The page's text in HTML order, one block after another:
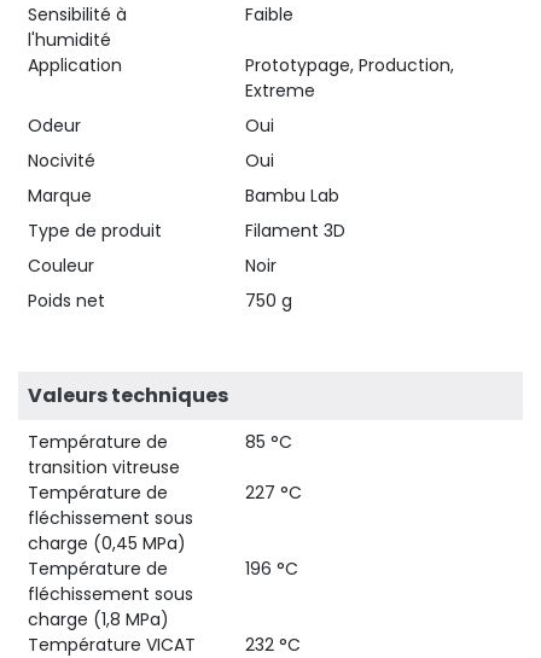
Sensibilité à
l'humidité
Faible
Application
Prototypage, Production,
Extreme
Odeur
Oui
Nocivité
Oui
Marque
Bambu Lab
Type de produit
Filament 3D
Couleur
Noir
Poids net
750 g
Valeurs techniques
Température de
transition vitreuse
85 °C
Température de
fléchissement sous
charge (0,45 MPa)
227 °C
Température de
fléchissement sous
charge (1,8 MPa)
196 °C
Température VICAT
232 °C